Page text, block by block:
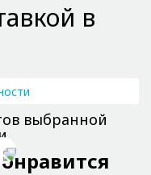
в
выбранной